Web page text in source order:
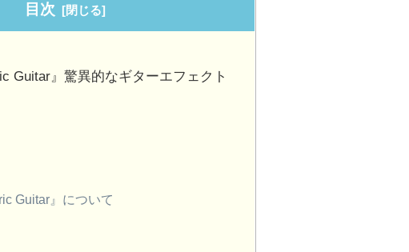
目次
Guitar』驚異的なギターエフェクト
Guitar』について